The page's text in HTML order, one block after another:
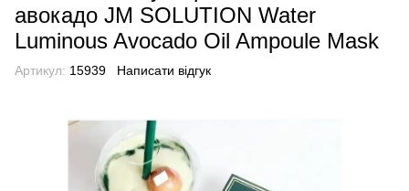
авокадо JM SOLUTION Water
Luminous Avocado Oil Ampoule Mask
Артикул: 15939 Написати відгук